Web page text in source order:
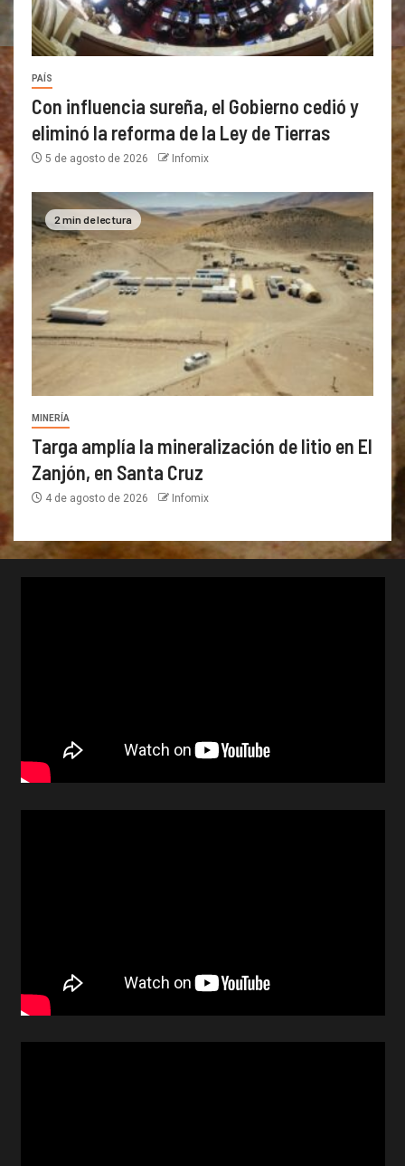
PAÍS
Con influencia sureña, el Gobierno cedió y
eliminó la reforma de la Ley de Tierras
5 de agosto de 2026 Infomix
2 min de lectura
MINERÍA
Targa amplía la mineralización de litio en El
Zanjón, en Santa Cruz
4 de agosto de 2026 Infomix